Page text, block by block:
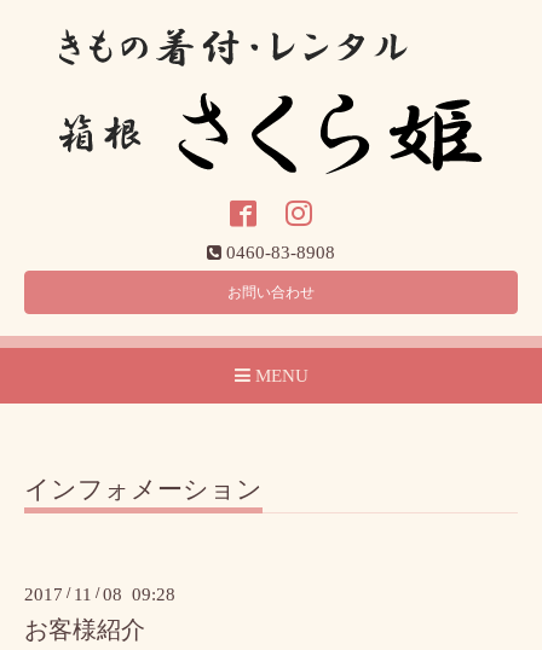
0460-83-8908
お問い合わせ
MENU
インフォメーション
2017 / 11 /08 09:28
お客様紹介